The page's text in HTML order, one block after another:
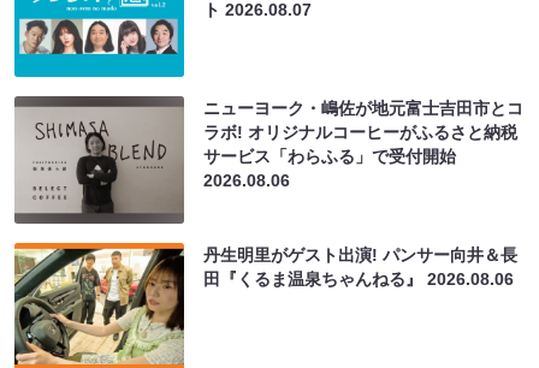
ト2026.08.07
ニューヨーク・嶋佐が地元富士吉田市とコ
ラボ! オリジナルコーヒーがふるさと納税
サービス「わらふる」で受付開始
2026.08.06
丹生明里がゲスト出演! パンサー向井＆長
田『くるま温泉ちゃんねる』2026.08.06